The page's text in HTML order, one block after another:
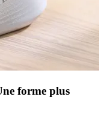
forme plus